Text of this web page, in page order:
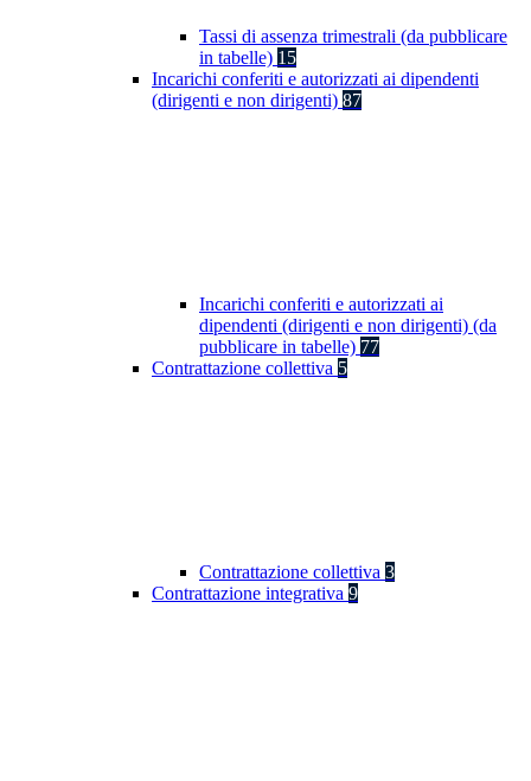
Tassi di assenza trimestrali (da pubblicare
in tabelle) 15
Incarichi conferiti e autorizzati ai dipendenti
(dirigenti e non dirigenti) 87
Incarichi conferiti e autorizzati ai
dipendenti (dirigenti e non dirigenti) (da
pubblicare in tabelle) 77
Contrattazione collettiva 5
Contrattazione collettiva 3
Contrattazione integrativa 9